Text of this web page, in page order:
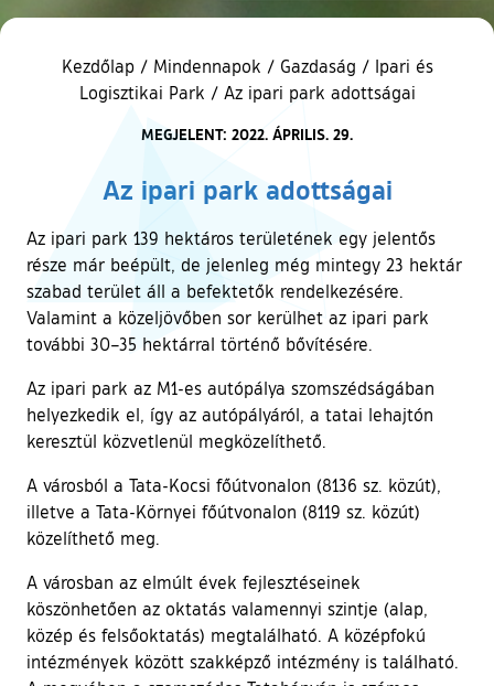
Kezdőlap / Mindennapok / Gazdaság / Ipari és
Logisztikai Park / Az ipari park adottságai
MEGJELENT: 2022. ÁPRILIS. 29.
Az ipari park adottságai
Az ipari park 139 hektáros területének egy jelentős
része már beépült, de jelenleg még mintegy 23 hektár
szabad terület áll a befektetők rendelkezésére.
Valamint a közeljövőben sor kerülhet az ipari park
további 30–35 hektárral történő bővítésére.
Az ipari park az M1-es autópálya szomszédságában
helyezkedik el, így az autópályáról, a tatai lehajtón
keresztül közvetlenül megközelíthető.
A városból a Tata-Kocsi főútvonalon (8136 sz. közút),
illetve a Tata-Környei főútvonalon (8119 sz. közút)
közelíthető meg.
A városban az elmúlt évek fejlesztéseinek
köszönhetően az oktatás valamennyi szintje (alap,
közép és felsőoktatás) megtalálható. A középfokú
intézmények között szakképző intézmény is található.